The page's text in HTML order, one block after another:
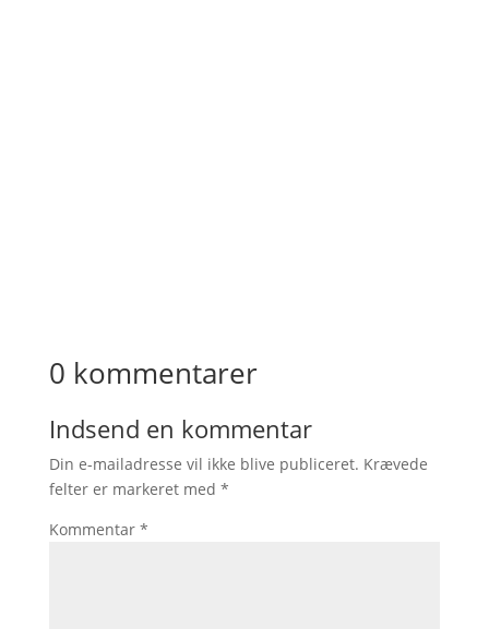
0 kommentarer
Indsend en kommentar
Din e-mailadresse vil ikke blive publiceret. Krævede
felter er markeret med *
Kommentar *